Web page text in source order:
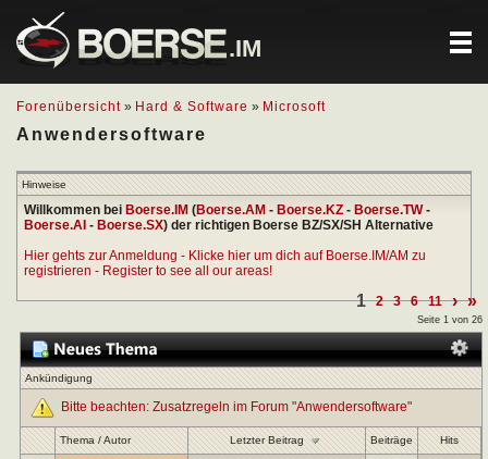
.IM
Forenübersicht » Hard & Software » Microsoft
Anwendersoftware
Hinweise
Willkommen bei Boerse.IM (Boerse.AM - Boerse.KZ - Boerse.TW-
Boerse.AI - Boerse.SX) der richtigen Boerse BZ/SX/SH Alternative
Hier gehts zur Anmeldung - Klicke hier um dich auf Boerse.IM/AM zu
registrieren - Register to see all our areas!
1 2 3 6 11 › »
Seite 1 von 26
Ankündigung
Bitte beachten: Zusatzregeln im Forum "Anwendersoftware"
Thema/Autor Letzter Beitrag Beiträge Hits